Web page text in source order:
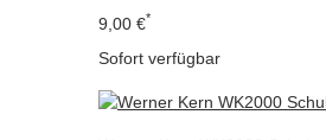
9,00 €*
Sofort verfügbar